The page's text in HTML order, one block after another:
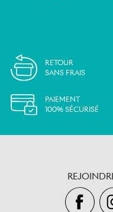
RETOUR
SANS FRAIS
PAIEMENT
100% SÉCURISÉ